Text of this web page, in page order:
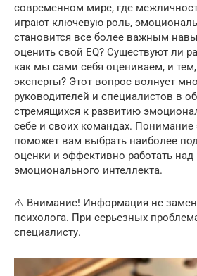
современном мире, где
играют ключевую роль,
становится все более важным
оценить свой EQ? Существуют ли
как мы сами себя оцениваем, и
эксперты? Этот вопрос волнует
руководителей и специалистов в
стремящихся к развитию
себе и своих командах. Понимание
поможет вам выбрать наиболее
оценки и эффективно работать
эмоционального интеллекта.
⚠️ Внимание! Информация не
психолога. При серьезных
специалисту.